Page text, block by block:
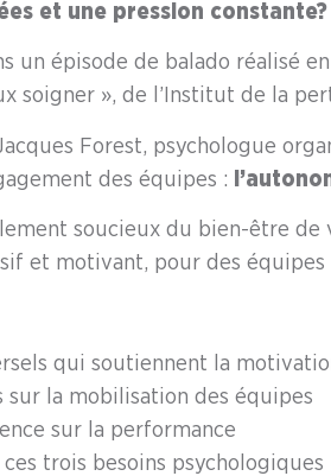
et une pression constante?
un épisode de balado réalisé
soigner », de l’Institut de la
Forest, psychologue
des équipes :
soucieux du bien-être
et motivant, pour des
qui soutiennent la
sur la mobilisation des équipes
sur la performance
trois besoins psychologiques